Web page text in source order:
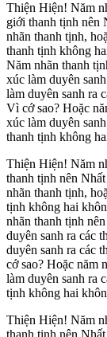
Thiện Hiện! Năm
giới thanh tịnh nên
nhãn thanh tịnh,
thanh tịnh không
Năm nhãn thanh
xúc làm duyên
làm duyên sanh ra
Vì cớ sao? Hoặc
xúc làm duyên
thanh tịnh không
Thiện Hiện! Năm
thanh tịnh nên
nhãn thanh tịnh,
tịnh không hai
nhãn thanh tịnh
duyên sanh ra các
duyên sanh ra các
cớ sao? Hoặc năm
làm duyên sanh ra
tịnh không hai
Thiện Hiện! Năm
thanh tịnh nên